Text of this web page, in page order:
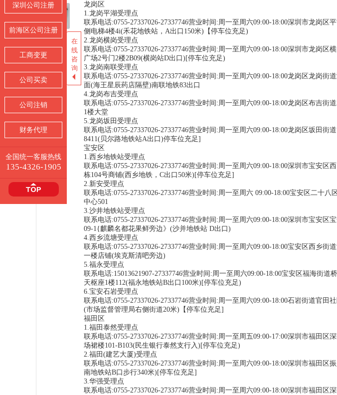
李诗微
龙岗区
1.龙岗平湖受理点
联系电话:0755-27337026-27337746营业时间:周一至周六09:00-18:00深圳市龙岗区
侧电梯4楼4i(禾花地铁站，A出口150米)【停车位充足)
2.龙岗横岗受理点
联系电话:0755-27337026-27337746营业时间:周一至周六09:00-18:00深圳市龙岗区
广场2号门2楼2B09(横岗站D出口)[停车位充足)
3.龙岗南联受理点
联系电话:0755-27337026-27337746营业时间:周一至周六09:00-18:00龙岗区龙岗街
面(海王星辰药店隔壁)南联地铁83出口
4.龙岗布吉受理点
联系电话:0755-27337026-27337746营业时间:周一至周六09:00-18:00龙岗区布吉街
1楼大堂
5.龙岗坂田受理点
联系电话:0755-27337026-27337746营业时间:周一至周六09:00-18:00龙岗区坂田街
8411(贝尔路地铁站A出口)停车位充足]
宝安区
1.西乡地铁站受理点
联系电话:0755-27337026-27337746营业时间:周一至周六09:00-18:00深圳市宝安区
栋104号商铺(西乡地铁，C出口50米)[停车位充足]
2.新安受理点
联系电话:0755-27337026-27337746营业时间:周一至周六 09:00-18:00宝安区二十
中心501
3.沙井地铁站受理点
联系电话:0755-27337026-27337746营业时间:周一至周六09:00-18:00深圳市宝安区
09-1{麒麟名都花果鲜旁边》(沙并地铁站 D出口)
4.西乡流塘受理点
联系电话:0755-27337026-27337746营业时间:周一至周六09:00-18:00宝安区西乡街
一楼店铺(埃克斯清吧旁边)
5.福永受理点
联系电话:15013621907-27337746营业时间:周一至周六09:00-18:00宝安区福海街道
天枢座1楼112(福永地铁站B出口100米)[停车位充足)
6.宝安石岩受理点
联系电话:0755-27337026-27337746营业时间:周一至周六09:00-18:00石岩街道官田
(市场监督管理局右侧街道20米)【停车位充足]
福田区
1.福田泰然受理点
联系电话:0755-27337026-27337746营业时间:周一至周五09:00-17:00深圳市福田区
场裙楼101-B103(民生银行泰然支行入)[停车位充足)
2.福田(建艺大厦)受理点
联系电话:0755-27337026-27337746营业时间:周一至周六09:00-18:00深圳市福田区
南地铁站B口步行340米)[停车位充足]
3.华强受理点
联系电话:0755-27337026-27337746营业时间:周一至周六09:00-18:00深圳市福田区
深圳公司注册
前海区公司注册
工商变更
公司买卖
公司注销
财务代理
全国统一客服热线
135-4326-1905
在
线
咨
询
深圳公司注册
前海区公司注册
工商变更
公司买卖
公司注销
财务代理
全国统一客服热线
135-4326-1905
在
线
咨
询